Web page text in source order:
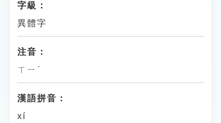
字級：
異體字
注音：
ㄒㄧˊ
漢語拼音：
xí